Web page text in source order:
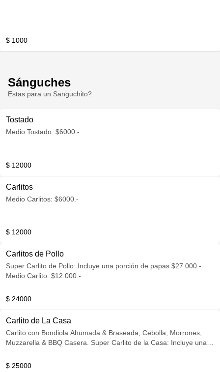
$ 1000
Sánguches
Estas para un Sanguchito?
Tostado
Medio Tostado: $6000.-
$ 12000
Carlitos
Medio Carlitos: $6000.-
$ 12000
Carlitos de Pollo
Super Carlito de Pollo: Incluye una porción de papas $27.000.-
Medio Carlito: $12.000.-
$ 24000
Carlito de La Casa
Carlito con Bondiola Ahumada & Braseada, Cebolla, Morrones,
Muzzarella & BBQ Casera. Super Carlito de la Casa: Incluye una
$ 25000